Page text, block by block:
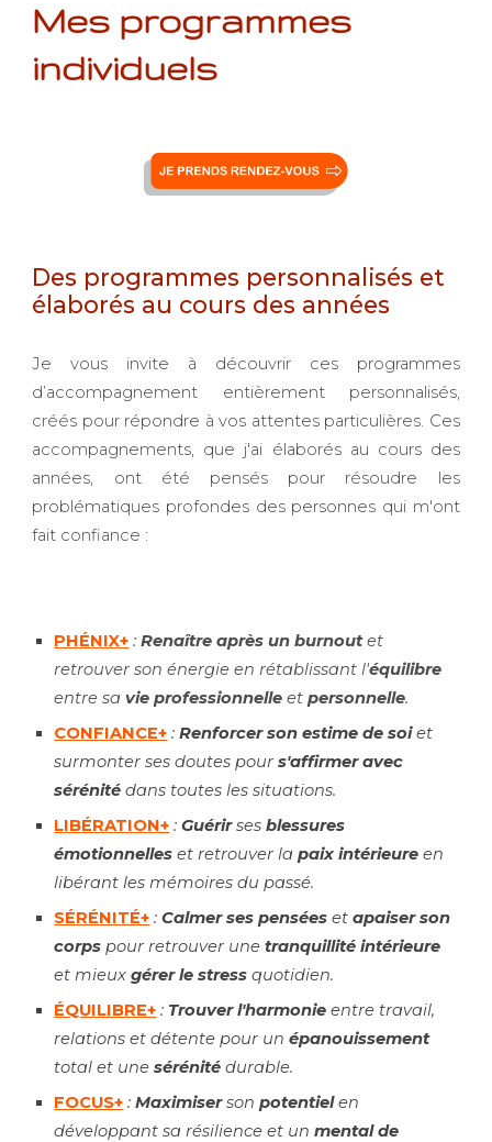
Mes programmes
individuels
Des programmes personnalisés et
élaborés au cours des années
Je vous invite à découvrir ces programmes
d’accompagnement entièrement personnalisés,
créés pour répondre à vos attentes particulières. Ces
accompagnements, que j'ai élaborés au cours des
années, ont été pensés pour résoudre les
problématiques profondes des personnes qui m'ont
fait confiance :
PHÉNIX+ :Renaître après un burnoutet
retrouver son énergie en rétablissant l'équilibre
entre savie professionnelle etpersonnelle.
CONFIANCE+ :Renforcer son estime de soiet
surmonter ses doutes pours'affirmer avec
sérénité dans toutes les situations.
LIBÉRATION+ :Guérirsesblessures
émotionnelles et retrouver lapaix intérieure en
libérant les mémoires du passé.
SÉRÉNITÉ+ :Calmer ses pensées etapaiser son
corps pour retrouver unetranquillité intérieure
et mieuxgérer le stress quotidien.
ÉQUILIBRE+ : Trouver l'harmonie entre travail,
relations et détente pour unépanouissement
total et unesérénité durable.
FOCUS+ :Maximisersonpotentielen
développant sa résilience et unmental de